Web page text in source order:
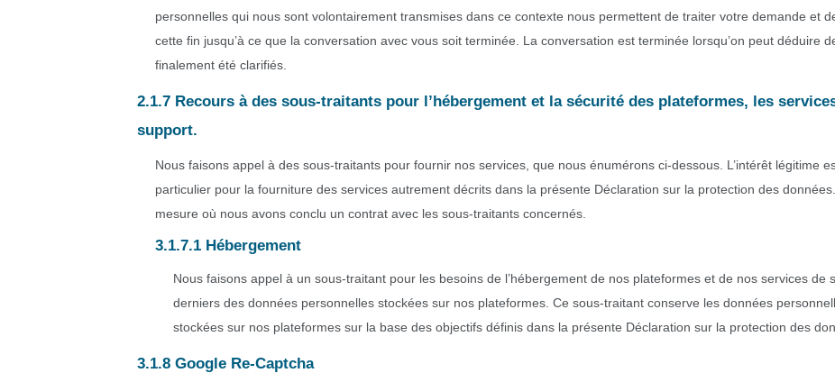
personnelles qui nous sont volontairement transmises dans ce contexte nous permettent de traiter votre demande et
cette fin jusqu’à ce que la conversation avec vous soit terminée. La conversation est terminée lorsqu’on peut déduire
finalement été clarifiés.
2.1.7 Recours à des sous-traitants pour l’hébergement et la sécurité des plateformes, les
support.
Nous faisons appel à des sous-traitants pour fournir nos services, que nous énumérons ci-dessous. L’intérêt légitime
particulier pour la fourniture des services autrement décrits dans la présente Déclaration sur la protection des
mesure où nous avons conclu un contrat avec les sous-traitants concernés.
3.1.7.1 Hébergement
Nous faisons appel à un sous-traitant pour les besoins de l’hébergement de nos plateformes et de nos services
derniers des données personnelles stockées sur nos plateformes. Ce sous-traitant conserve les données
stockées sur nos plateformes sur la base des objectifs définis dans la présente Déclaration sur la protection des
3.1.8 Google Re-Captcha